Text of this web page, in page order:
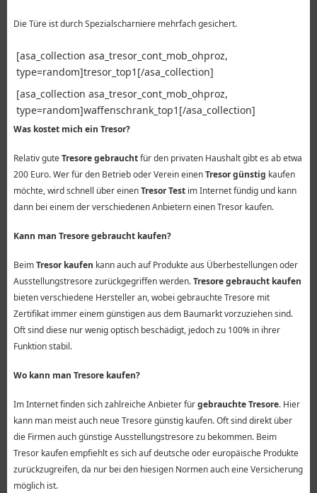
Die Türe ist durch Spezialscharniere mehrfach gesichert.
[asa_collection asa_tresor_cont_mob_ohproz,
type=random]tresor_top1[/asa_collection]
[asa_collection asa_tresor_cont_mob_ohproz,
type=random]waffenschrank_top1[/asa_collection]
Was kostet mich ein Tresor?
Relativ guteTresore gebrauchtfür den privaten Haushalt gibt es ab etwa
200 Euro. Wer für den Betrieb oder Verein einenTresor günstig kaufen
möchte, wird schnell über einenTresor Test im Internet fündig und kann
dann bei einem der verschiedenen Anbietern einen Tresor kaufen.
Kann man Tresore gebraucht kaufen?
BeimTresor kaufen kann auch auf Produkte aus Überbestellungen oder
Ausstellungstresore zurückgegriffen werden.Tresore gebraucht kaufen
bieten verschiedene Hersteller an, wobei gebrauchte Tresore mit
Zertifikat immer einem günstigen aus dem Baumarkt vorzuziehen sind.
Oft sind diese nur wenig optisch beschädigt, jedoch zu 100% in ihrer
Funktion stabil.
Wo kann man Tresore kaufen?
Im Internet finden sich zahlreiche Anbieter fürgebrauchte Tresore. Hier
kann man meist auch neue Tresore günstig kaufen. Oft sind direkt über
die Firmen auch günstige Ausstellungstresore zu bekommen. Beim
Tresor kaufen empfiehlt es sich auf deutsche oder europäische Produkte
zurückzugreifen, da nur bei den hiesigen Normen auch eine Versicherung
möglich ist.